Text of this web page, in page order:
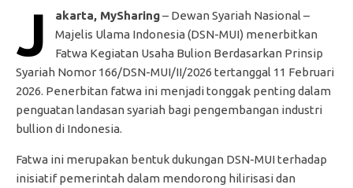
J akarta, MySharing– Dewan Syariah Nasional –
Majelis Ulama Indonesia (DSN-MUI) menerbitkan
Fatwa Kegiatan Usaha Bulion Berdasarkan Prinsip
Syariah Nomor 166/DSN-MUI/II/2026 tertanggal 11 Februari
2026. Penerbitan fatwa ini menjadi tonggak penting dalam
penguatan landasan syariah bagi pengembangan industri
bullion di Indonesia.
Fatwa ini merupakan bentuk dukungan DSN-MUI terhadap
inisiatif pemerintah dalam mendorong hilirisasi dan